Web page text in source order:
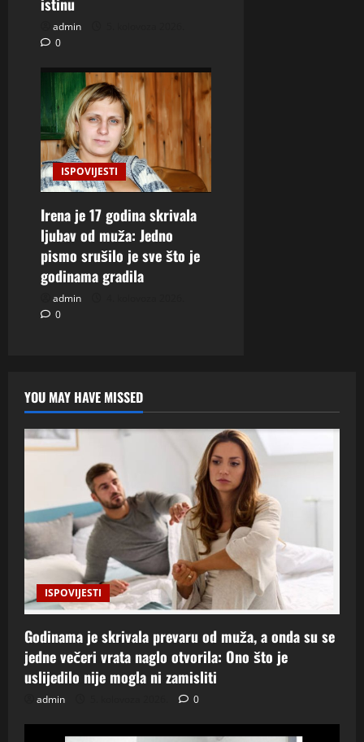
admin
0
ISPOVIJESTI
Irena je 17 godina skrivala
ljubav od muža: Jedno
pismo srušilo je sve što je
godinama gradila
admin
0
YOU MAY HAVE MISSED
ISPOVIJESTI
Godinama je skrivala prevaru od muža, a onda su se
jedne večeri vrata naglo otvorila: Ono što je
uslijedilo nije mogla ni zamisliti
admin 0